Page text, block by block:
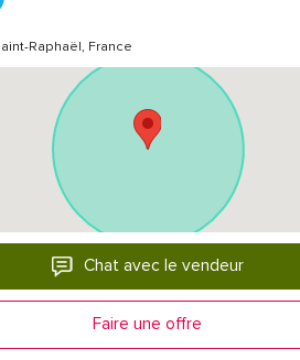
Raphaël, France
Chat avec le vendeur
Faire une offre